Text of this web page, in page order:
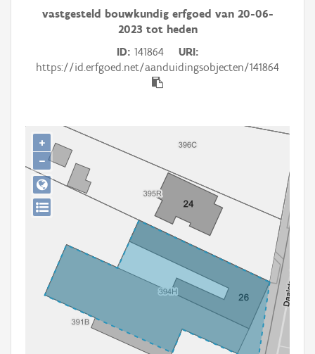
Aanduidingsobject
Thema
Persoon of collectief
Downloads
Hergebruik
vastgesteld bouwkundig erfgoed van 20-06-
2023 tot heden
ID 141864
URI
https://id.erfgoed.net/aanduidingsobjecten/141864
+
−